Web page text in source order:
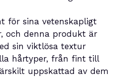
för sina vetenskapligt
och denna produkt är
sin viktlösa textur
hårtyper, från fint till
uppskattad av dem